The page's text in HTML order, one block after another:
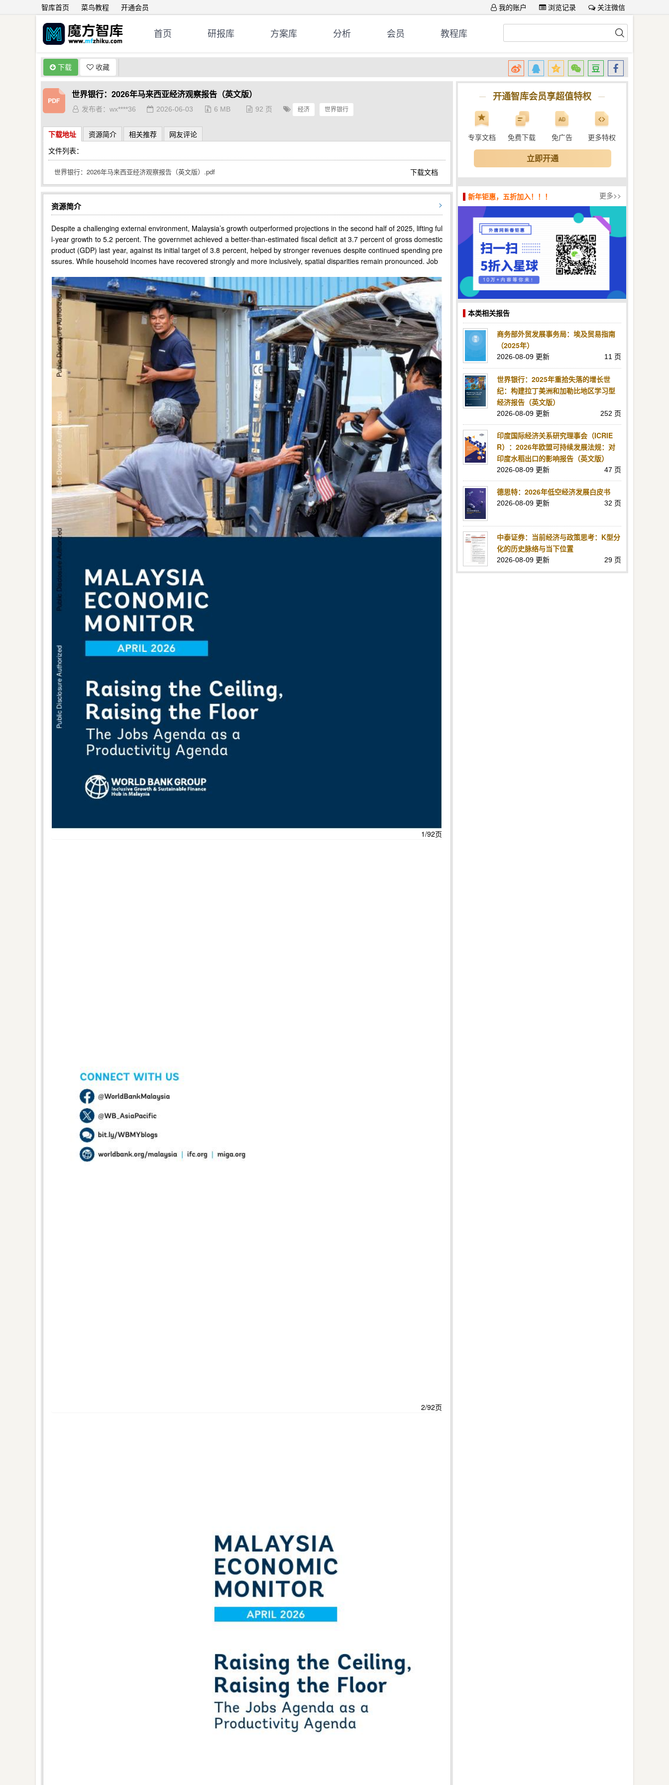
智库首页 菜鸟教程 开通会员 我的账户 浏览记录 关注微信
首页 研报库 方案库 分析 会员 教程库
下载 收藏
世界银行：2026年马来西亚经济观察报告（英文版）
发布者：wx****36 2026-06-03 6 MB 92 页 经济 世界银行
下载地址 资源简介 相关推荐 网友评论
文件列表：
世界银行：2026年马来西亚经济观察报告（英文版）.pdf 下载文档
资源简介 >
Despite a challenging external environment, Malaysia’s growth outperformed projections in the second half of 2025, lifting ful
l-year growth to 5.2 percent. The governmet achieved a better-than-estimated fiscal deficit at 3.7 percent of gross domestic
product (GDP) last year, against its initial target of 3.8 percent, helped by stronger revenues despite continued spending pre
ssures. While household incomes have recovered strongly and more inclusively, spatial disparities remain pronounced. Job
1/92页
2/92页
开通智库会员享超值特权
专享文档 免费下载 免广告 更多特权
立即开通
新年钜惠，五折加入！！！ 更多>>
本类相关报告
商务部外贸发展事务局：埃及贸易指南
（2025年）
2026-08-09 更新 11 页
世界银行：2025年重拾失落的增长世
纪：构建拉丁美洲和加勒比地区学习型
经济报告（英文版）
2026-08-09 更新 252 页
印度国际经济关系研究理事会（ICRIE
R）：2026年欧盟可持续发展法规：对
印度水稻出口的影响报告（英文版）
2026-08-09 更新 47 页
德思特：2026年低空经济发展白皮书
2026-08-09 更新 32 页
中泰证券：当前经济与政策思考：K型分
化的历史脉络与当下位置
2026-08-09 更新 29 页